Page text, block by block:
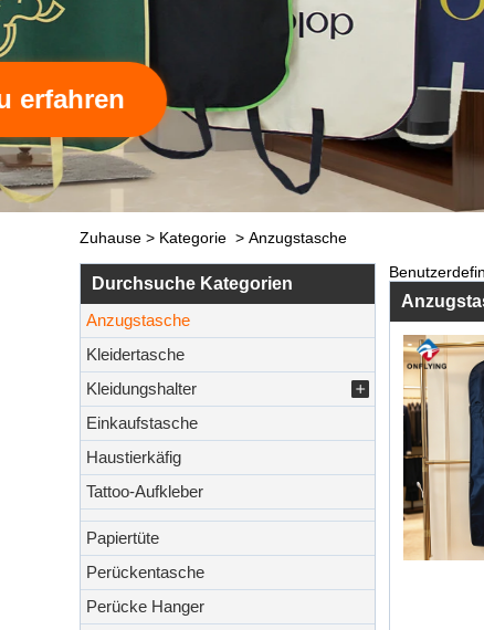
Zuhause > Kategorie > Anzugstasche
Durchsuche Kategorien
Anzugstasche
Kleidertasche
Kleidungshalter
Einkaufstasche
Haustierkäfig
Tattoo-Aufkleber
Papiertüte
Perückentasche
Perücke Hanger